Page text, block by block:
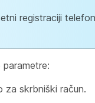
registraciji
za skrbniški račun.